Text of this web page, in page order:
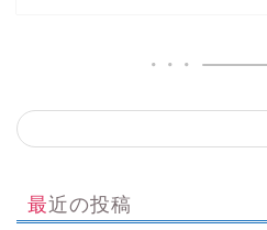
最近の投稿